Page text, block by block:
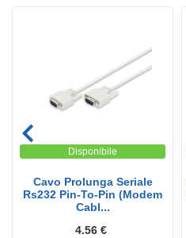
Disponibile
Cavo Prolunga Seriale
Rs232 Pin-To-Pin (Modem
Cabl...
4.56 €